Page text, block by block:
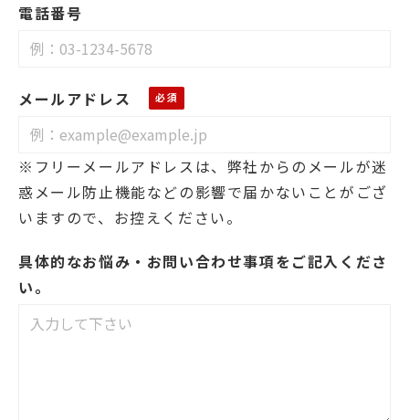
電話番号
メールアドレス
※フリーメールアドレスは、弊社からのメールが迷
惑メール防止機能などの影響で届かないことがござ
いますので、お控えください。
具体的なお悩み・お問い合わせ事項をご記入くださ
い。